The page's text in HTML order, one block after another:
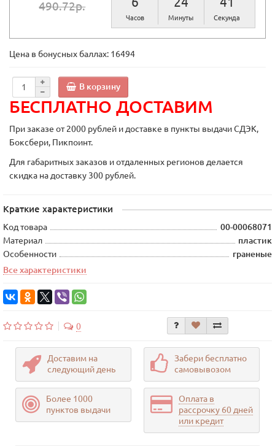
490.72р.
Часов Минуты Секунд
Цена в бонусных баллах: 16494
В корзину
БЕСПЛАТНО ДОСТАВИМ
При заказе от 2000 рублей и доставке в пункты выдачи СДЭК,
Боксбери, Пикпоинт.
Для габаритных заказов и отдаленных регионов делается
скидка на доставку 300 рублей.
Краткие характеристики
Код товара
00-00068071
Материал
пластик
Особенности
граненые
Все характеристики
0
Доставим на
следующий день
Забери бесплатно
самовывозом
Более 1000
пунктов выдачи
Оплата в
рассрочку 60 дней
или кредит